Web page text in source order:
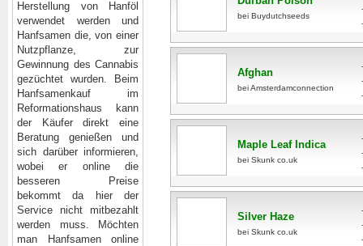
Herstellung von Hanföl
verwendet werden und
Hanfsamen die, von einer
Nutzpflanze, zur
Gewinnung des Cannabis
gezüchtet wurden. Beim
Hanfsamenkauf im
Reformationshaus kann
der Käufer direkt eine
Beratung genießen und
sich darüber informieren,
wobei er online die
besseren Preise
bekommt da hier der
Service nicht mitbezahlt
werden muss. Möchten
man Hanfsamen online
bei Buydutchseeds
Afghan
bei Amsterdamconnection
Maple Leaf Indica
bei Skunk co.uk
Silver Haze
bei Skunk co.uk